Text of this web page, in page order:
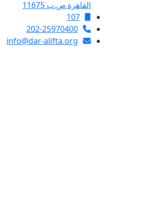
القاهرة ص.ب 11675
107
202-25970400
info@dar-alifta.org